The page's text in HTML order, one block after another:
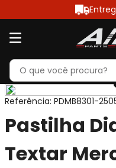
Referência: PDMB8301-
Pastilha
Textar